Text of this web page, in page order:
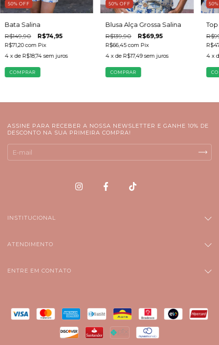
50% OFF
Bata Salina
R$149,90 R$74,95
R$71,20com Pix
4 x de R$18,74 sem juros
COMPRAR
50% OFF
Blusa Alça Grossa Salina
R$139,90 R$69,95
R$66,45com Pix
4 x de R$17,49 sem juros
COMPRAR
50
4 x
ASSINE PARA RECEBER A NOSSA NEWSLETTER E GANHE 10% DE
DESCONTO NA SUA PRIMEIRA COMPRA!
INSTITUCIONAL
ATENDIMENTO
ENTRE EM CONTATO